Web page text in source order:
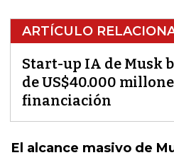
ARTÍCULO
Start-up IA de Musk
de US$40.000
financiación
El alcance masivo de